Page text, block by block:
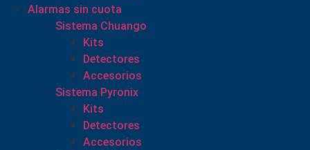
Alarmas sin cuota
Sistema Chuango
Kits
Detectores
Accesorios
Sistema Pyronix
Kits
Detectores
Accesorios